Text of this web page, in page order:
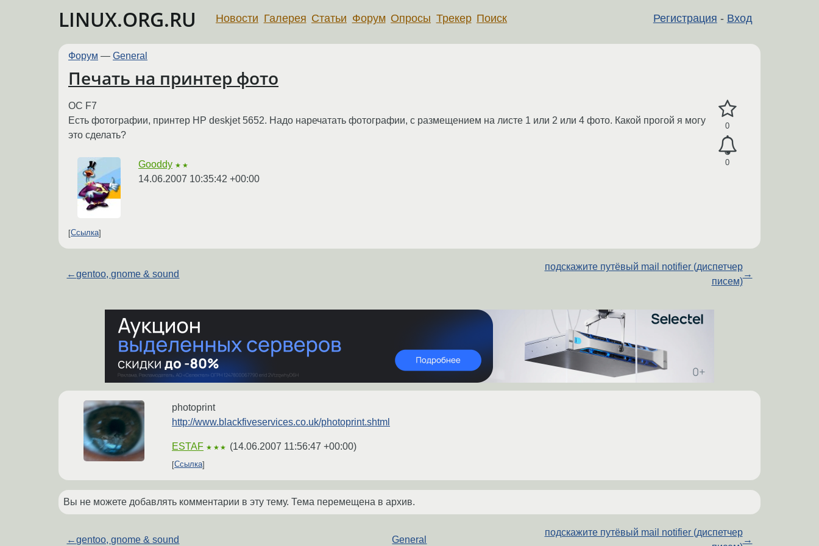
LINUX.ORG.RU Регистрация - Вход
Новости Галерея Статьи Форум Опросы Трекер Поиск
Форум — General
Печать на принтер фото
0
0
ОС F7
Есть фотографии, принтер HP deskjet 5652. Надо наречатать фотографии, с размещением на листе 1 или 2 или 4 фото. Какой прогой я могу
это сделать?
Gooddy ★★
14.06.2007 10:35:42 +00:00
Ссылка
←gentoo, gnome & sound
подскажите путёвый mail notifier (диспетчер
писем)
→
photoprint
http://www.blackfiveservices.co.uk/photoprint.shtml
ESTAF ★★★ (14.06.2007 11:56:47 +00:00)
Ссылка
Вы не можете добавлять комментарии в эту тему. Тема перемещена в архив.
←gentoo, gnome & sound General
подскажите путёвый mail notifier (диспетчер
→